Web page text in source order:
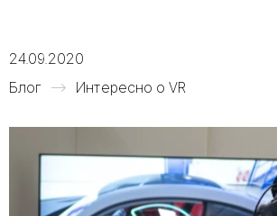
24.09.2020
Блог
Интересно о VR